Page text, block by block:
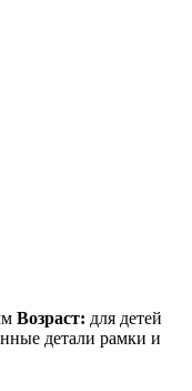
Возраст: для детей
детали рамки и